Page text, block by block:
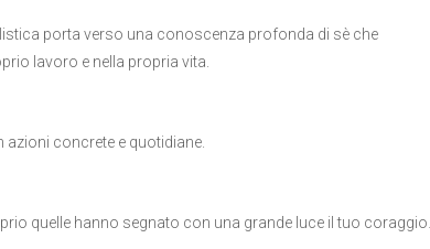
porta verso una conoscenza profonda di sè che
lavoro e nella propria vita.
concrete e quotidiane.
quelle hanno segnato con una grande luce il tuo coraggio…